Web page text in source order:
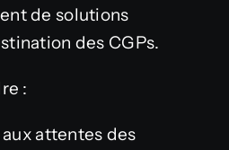
de solutions
des CGPs.
:
aux attentes des